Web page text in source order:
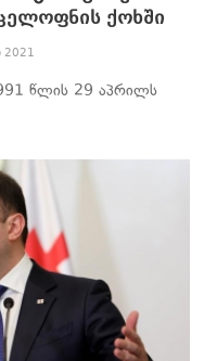
ქოხში
2021
წლის 29 აპრილს